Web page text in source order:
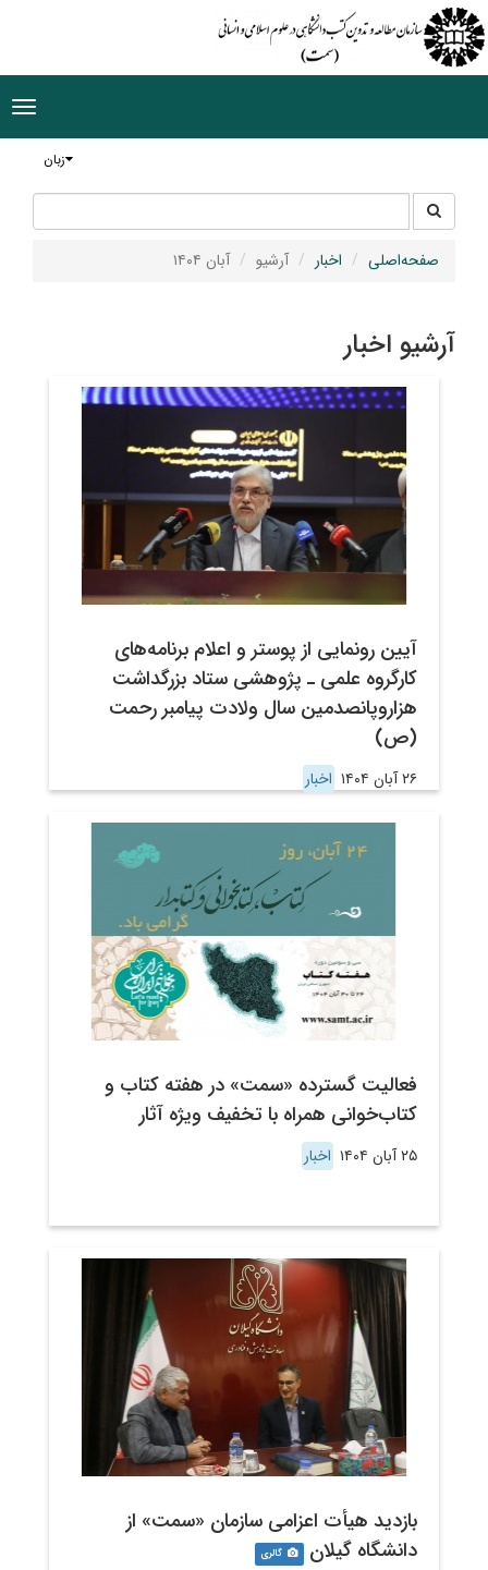
زبان
جستجو
در
سایت
صفحه‌اصلی اخبار آرشیو آبان ۱۴۰۴
آرشیو اخبار
آیین رونمایی از پوستر و اعلام برنامه‌های
کارگروه علمی ـ پژوهشی ستاد بزرگداشت
هزاروپانصدمین سال ولادت پیامبر رحمت
(ص)
۲۶ آبان ۱۴۰۴ اخبار
فعالیت گسترده «سمت» در هفته کتاب و
کتاب‌خوانی همراه با تخفیف ویژه آثار
۲۵ آبان ۱۴۰۴ اخبار
بازدید هیأت اعزامی سازمان «سمت» از
دانشگاه گیلان
گالری